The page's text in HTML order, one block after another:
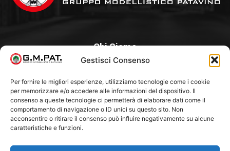
Gestisci Consenso
Per fornire le migliori esperienze, utilizziamo tecnologie come i cookie
per memorizzare e/o accedere alle informazioni del dispositivo. Il
consenso a queste tecnologie ci permetterà di elaborare dati come il
comportamento di navigazione o ID unici su questo sito. Non
acconsentire o ritirare il consenso può influire negativamente su alcune
caratteristiche e funzioni.
Chi Siamo
l’intento di creare a Padova un punto di aggregazione e di
riferimento per l’hobby del modellismo statico. Tra i Soci
“fondatori” ci sono Franco Callegari e Gianni Besenzon.
Seguici Su